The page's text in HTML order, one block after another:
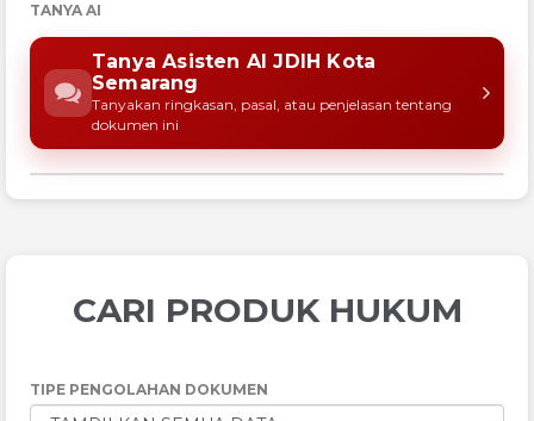
TANYA AI
Tanya Asisten AI JDIH Kota
Semarang
Tanyakan ringkasan, pasal, atau penjelasan tentang
dokumen ini
CARI PRODUK HUKUM
TIPE PENGOLAHAN DOKUMEN